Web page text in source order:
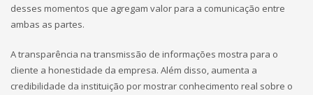
desses momentos que agregam valor para a comunicação entre
ambas as partes.
A transparência na transmissão de informações mostra para o
cliente a honestidade da empresa. Além disso, aumenta a
credibilidade da instituição por mostrar conhecimento real sobre o